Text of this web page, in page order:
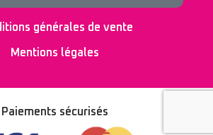
générales de vente
Mentions légales
Paiements sécurisés